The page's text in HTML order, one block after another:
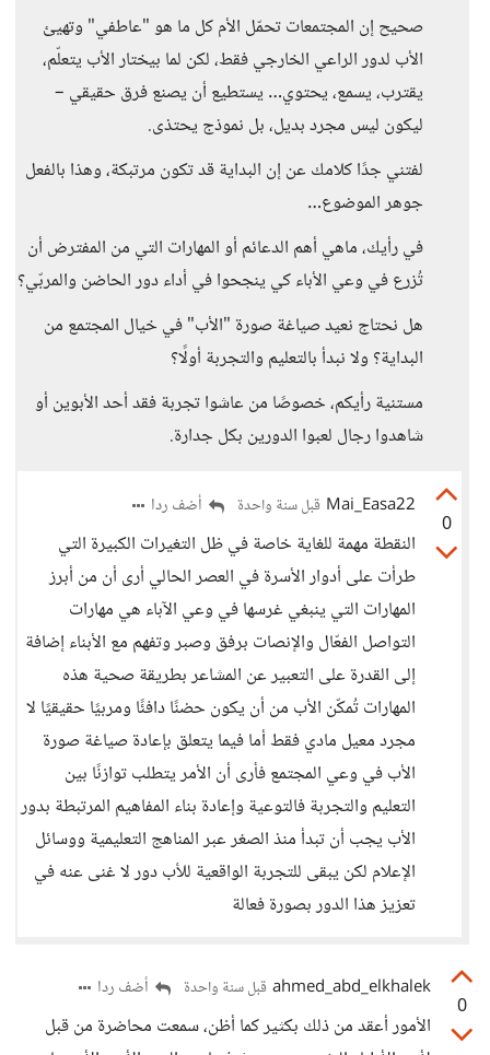
صحيح إن المجتمعات تحمّل الأم كل ما هو "عاطفي" وتهيئ
الأب لدور الراعي الخارجي فقط، لكن لما بيختار الأب يتعلّم،
يقترب، يسمع، يحتوي… يستطيع أن يصنع فرق حقيقي –
ليكون ليس مجرد بديل، بل نموذج يحتذى.
لفتني جدًا كلامك عن إن البداية قد تكون مرتبكة، وهذا بالفعل
جوهر الموضوع…
في رأيك، ماهي أهم الدعائم أو المهارات التي من المفترض أن
تُزرع في وعي الأباء كي ينجحوا في أداء دور الحاضن والمربّي؟
هل نحتاج نعيد صياغة صورة "الأب" في خيال المجتمع من
البداية؟ ولا نبدأ بالتعليم والتجربة أولًا؟
مستنية رأيكم، خصوصًا من عاشوا تجربة فقد أحد الأبوين أو
شاهدوا رجال لعبوا الدورين بكل جدارة.
0
Mai_Easa22 قبل سنة واحدة أضف ردا
النقطة مهمة للغاية خاصة في ظل التغيرات الكبيرة التي
طرأت على أدوار الأسرة في العصر الحالي أرى أن من أبرز
المهارات التي ينبغي غرسها في وعي الآباء هي مهارات
التواصل الفعّال والإنصات برفق وصبر وتفهم مع الأبناء إضافة
إلى القدرة على التعبير عن المشاعر بطريقة صحية هذه
المهارات تُمكّن الأب من أن يكون حضنًا دافئًا ومربيًا حقيقيًا لا
مجرد معيل مادي فقط أما فيما يتعلق بإعادة صياغة صورة
الأب في وعي المجتمع فأرى أن الأمر يتطلب توازنًا بين
التعليم والتجربة فالتوعية وإعادة بناء المفاهيم المرتبطة بدور
الأب يجب أن تبدأ منذ الصغر عبر المناهج التعليمية ووسائل
الإعلام لكن يبقى للتجربة الواقعية للأب دور لا غنى عنه في
تعزيز هذا الدور بصورة فعالة
0
ahmed_abd_elkhalek قبل سنة واحدة أضف ردا
الأمور أعقد من ذلك بكثير كما أظن، سمعت محاضرة من قبل